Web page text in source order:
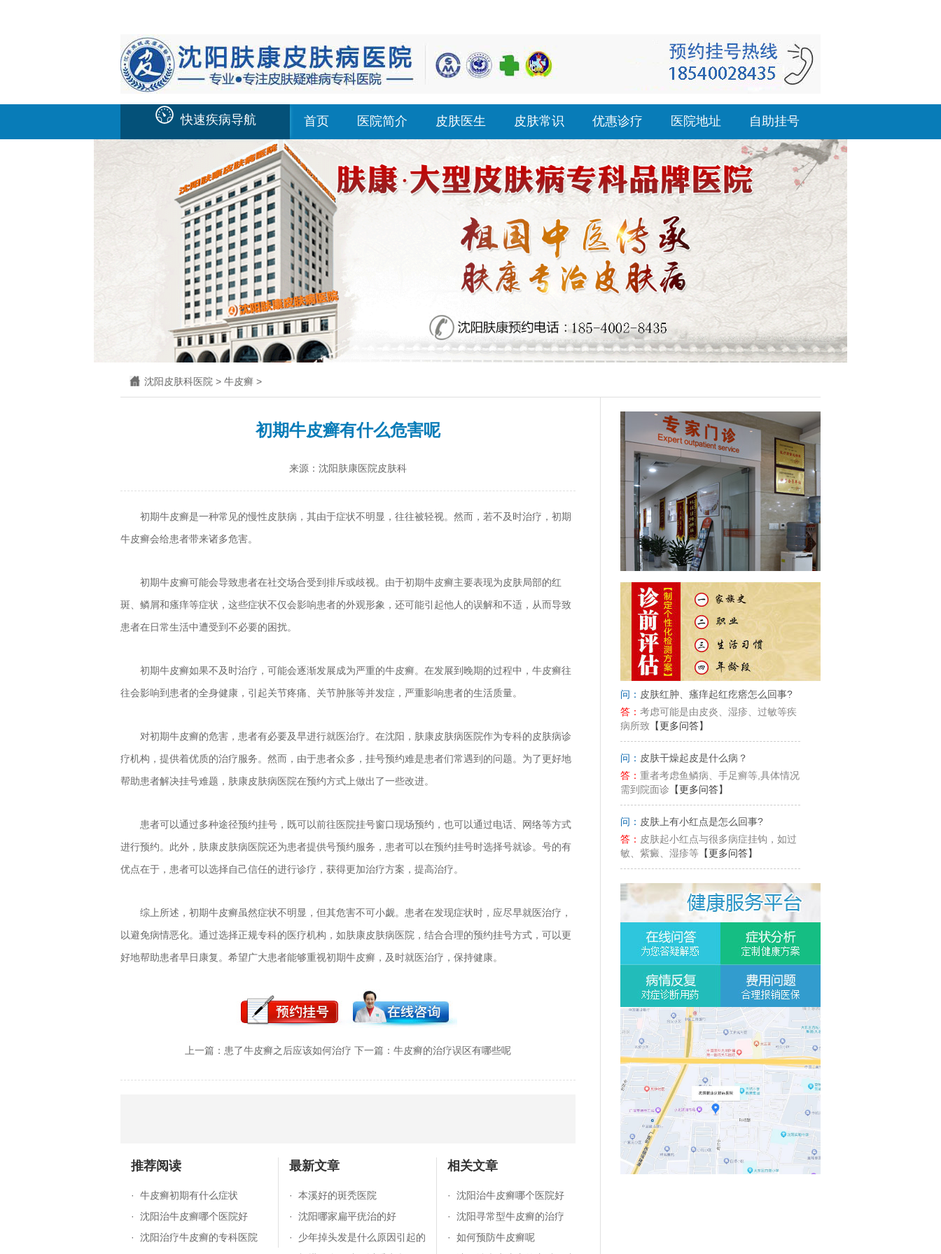
快速疾病导航 首页 医院简介 皮肤医生 皮肤常识 优惠诊疗 医院地址 自助挂号
沈阳皮肤科医院 > 牛皮癣 >
初期牛皮癣有什么危害呢
来源：沈阳肤康医院皮肤科
初期牛皮癣是一种常见的慢性皮肤病，其由于症状不明显，往往被轻视。然而，若不及时治疗，初期
牛皮癣会给患者带来诸多危害。
初期牛皮癣可能会导致患者在社交场合受到排斥或歧视。由于初期牛皮癣主要表现为皮肤局部的红
斑、鳞屑和瘙痒等症状，这些症状不仅会影响患者的外观形象，还可能引起他人的误解和不适，从而导致
患者在日常生活中遭受到不必要的困扰。
初期牛皮癣如果不及时治疗，可能会逐渐发展成为严重的牛皮癣。在发展到晚期的过程中，牛皮癣往
往会影响到患者的全身健康，引起关节疼痛、关节肿胀等并发症，严重影响患者的生活质量。
对初期牛皮癣的危害，患者有必要及早进行就医治疗。在沈阳，肤康皮肤病医院作为专科的皮肤病诊
疗机构，提供着优质的治疗服务。然而，由于患者众多，挂号预约难是患者们常遇到的问题。为了更好地
帮助患者解决挂号难题，肤康皮肤病医院在预约方式上做出了一些改进。
患者可以通过多种途径预约挂号，既可以前往医院挂号窗口现场预约，也可以通过电话、网络等方式
进行预约。此外，肤康皮肤病医院还为患者提供号预约服务，患者可以在预约挂号时选择号就诊。号的有
优点在于，患者可以选择自己信任的进行诊疗，获得更加治疗方案，提高治疗。
综上所述，初期牛皮癣虽然症状不明显，但其危害不可小觑。患者在发现症状时，应尽早就医治疗，
以避免病情恶化。通过选择正规专科的医疗机构，如肤康皮肤病医院，结合合理的预约挂号方式，可以更
好地帮助患者早日康复。希望广大患者能够重视初期牛皮癣，及时就医治疗，保持健康。
上一篇： 患了牛皮癣之后应该如何治疗 下一篇： 牛皮癣的治疗误区有哪些呢
推荐阅读
· 牛皮癣初期有什么症状
· 沈阳治牛皮癣哪个医院好
· 沈阳治疗牛皮癣的专科医院
最新文章
· 本溪好的斑秃医院
· 沈阳哪家扁平疣治的好
· 少年掉头发是什么原因引起的
相关文章
· 沈阳治牛皮癣哪个医院好
· 沈阳寻常型牛皮癣的治疗
· 如何预防牛皮癣呢
问： 皮肤红肿、瘙痒起红疙瘩怎么回事?
答： 考虑可能是由皮炎、湿疹、过敏等疾
病所致 【更多问答】
问： 皮肤干燥起皮是什么病？
答： 重者考虑鱼鳞病、手足癣等,具体情况
需到院面诊 【更多问答】
问： 皮肤上有小红点是怎么回事?
答： 皮肤起小红点与很多病症挂钩，如过
敏、紫癜、湿疹等 【更多问答】